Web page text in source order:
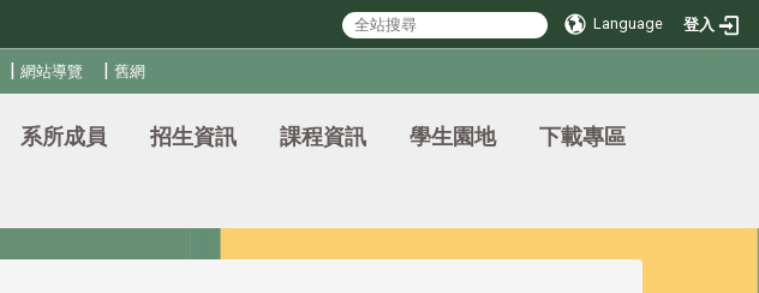
Language 登入
|網站導覽 |舊網
系所成員 招生資訊 課程資訊 學生園地
下載專區